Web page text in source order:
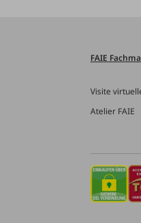
FAIE
Visite
Atelier FAIE